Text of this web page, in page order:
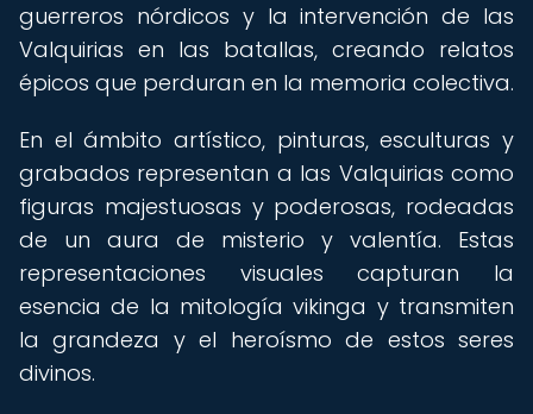
guerreros nórdicos y la intervención de las
Valquirias en las batallas, creando relatos
épicos que perduran en la memoria colectiva.
En el ámbito artístico, pinturas, esculturas y
grabados representan a las Valquirias como
figuras majestuosas y poderosas, rodeadas
de un aura de misterio y valentía. Estas
representaciones visuales capturan la
esencia de la mitología vikinga y transmiten
la grandeza y el heroísmo de estos seres
divinos.